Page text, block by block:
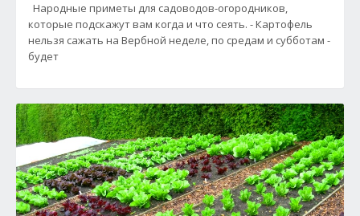
Народные приметы для садоводов-огородников,
которые подскажут вам когда и что сеять. - Картофель
нельзя сажать на Вербной неделе, по средам и субботам -
будет